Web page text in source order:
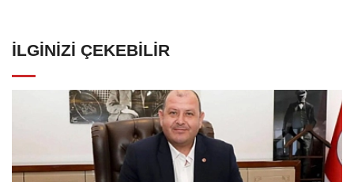
İLGINIZI ÇEKEBILIR